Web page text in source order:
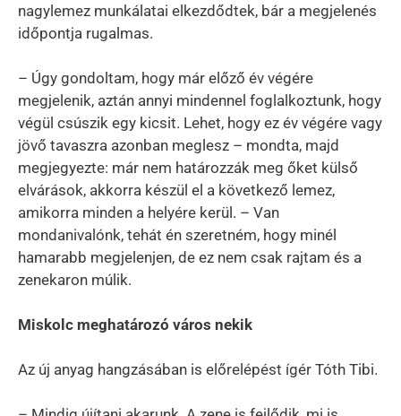
nagylemez munkálatai elkezdődtek, bár a megjelenés
időpontja rugalmas.
– Úgy gondoltam, hogy már előző év végére
megjelenik, aztán annyi mindennel foglalkoztunk, hogy
végül csúszik egy kicsit. Lehet, hogy ez év végére vagy
jövő tavaszra azonban meglesz – mondta, majd
megjegyezte: már nem határozzák meg őket külső
elvárások, akkorra készül el a következő lemez,
amikorra minden a helyére kerül. – Van
mondanivalónk, tehát én szeretném, hogy minél
hamarabb megjelenjen, de ez nem csak rajtam és a
zenekaron múlik.
Miskolc meghatározó város nekik
Az új anyag hangzásában is előrelépést ígér Tóth Tibi.